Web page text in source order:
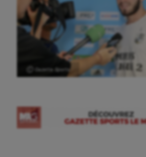
Ⓒ Gazette Sports